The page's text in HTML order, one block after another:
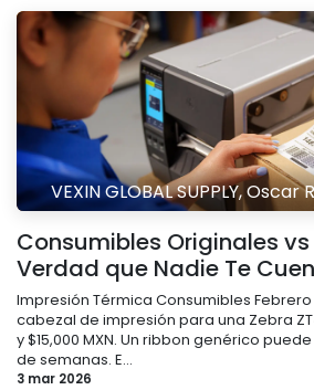
VEXIN GLOBAL SUPPLY, Oscar
Consumibles Originales vs
Verdad que Nadie Te
Impresión Térmica Consumibles Febrero
cabezal de impresión para una Zebra
y $15,000 MXN. Un ribbon genérico
de semanas. E...
3 mar 2026